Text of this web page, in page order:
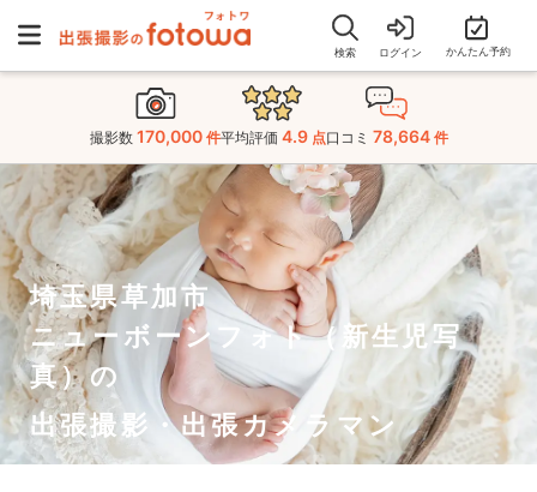
検索 ログイン かんたん予約
撮影数 170,000 件平均評価 4.9 点口コミ 78,664 件
埼玉県草加市
ニューボーンフォト（新生児写
真）の
出張撮影・出張カメラマン